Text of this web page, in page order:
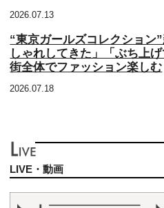
2026.07.13
“東京ガールズコレクション
しゃれしてきた」「ぶち上げ
街全体でファッション楽しむ
2026.07.18
LIVE・動画